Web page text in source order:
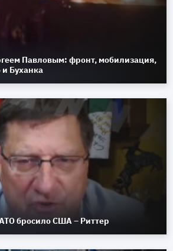
Павловым: фронт, мобилизация,
и Буханка
бросило США – Риттер